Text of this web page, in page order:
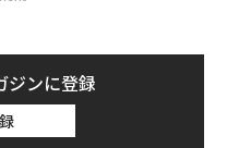
ジンに登録